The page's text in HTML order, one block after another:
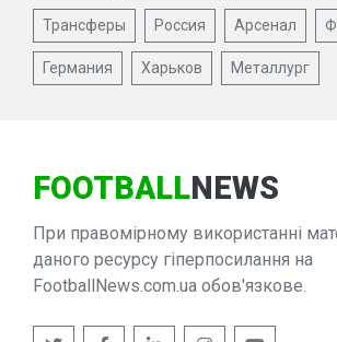
Трансферы Россия Арсенал
Германия Харьков Металлург
FOOTBALLNEWS
При правомірному використанні
даного ресурсу гіперпосилання на
FootballNews.com.ua обов'язкове.